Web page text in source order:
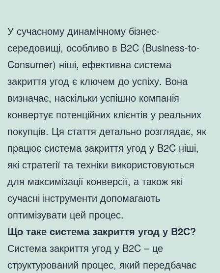
У сучасному динамічному бізнес-
середовищі, особливо в B2C (Business-to-
Consumer) ніші, ефективна система
закриття угод є ключем до успіху. Вона
визначає, наскільки успішно компанія
конвертує потенційних клієнтів у реальних
покупців. Ця стаття детально розглядає, як
працює система закриття угод у B2C ніші,
які стратегії та техніки використовуються
для максимізації конверсії, а також які
сучасні інструменти допомагають
оптимізувати цей процес.
Що таке система закриття угод у B2C?
Система закриття угод у B2C – це
структурований процес, який передбачає